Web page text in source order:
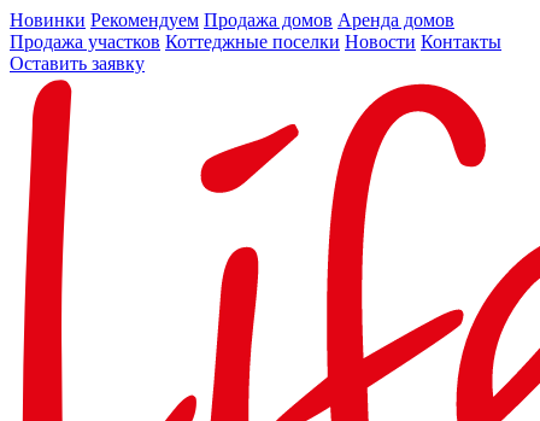
Новинки Рекомендуем Продажа домов Аренда домов
Продажа участков Коттеджные поселки Новости Контакты
Оставить заявку